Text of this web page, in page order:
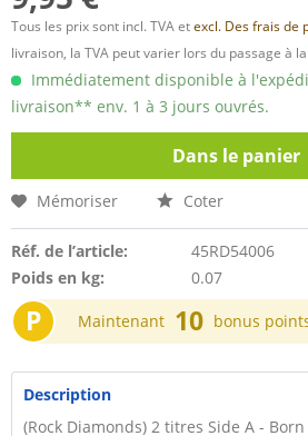
Tous les prix sont incl. TVA etexcl. Des frais de
livraison, la TVA peut varier lors du passage à
Immédiatement disponible à
livraison** env. 1 à 3 jours ouvrés.
Dans le panier
Mémoriser Coter
Réf. de l’article:
45RD54006
Poids en kg:
0.07
P Maintenant 10 bonus
Description
(Rock Diamonds) 2 titres Side A -